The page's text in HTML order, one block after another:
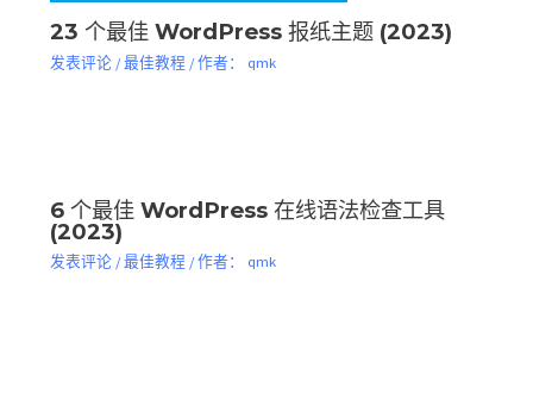
23 个最佳 WordPress 报纸主题 (2023)
发表评论 /最佳教程 / 作者： qmk
6 个最佳 WordPress 在线语法检查工具
(2023)
发表评论 /最佳教程 / 作者： qmk